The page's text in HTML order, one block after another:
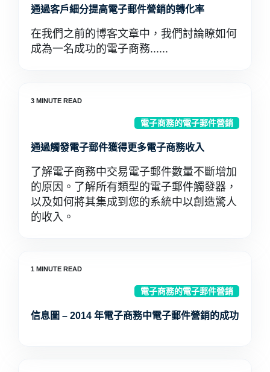
通過客戶細分提高電子郵件營銷的轉化率
在我們之前的博客文章中，我們討論瞭如何
成為一名成功的電子商務......
電子商務的電子郵件營銷
通過觸發電子郵件獲得更多電子商務收入
了解電子商務中交易電子郵件數量不斷增加
的原因。了解所有類型的電子郵件觸發器，
以及如何將其集成到您的系統中以創造驚人
的收入。
電子商務的電子郵件營銷
信息圖 – 2014 年電子商務中電子郵件營銷的成功